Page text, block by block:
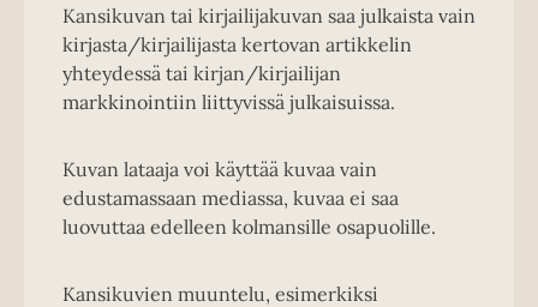
Kansikuvan tai kirjailijakuvan saa julkaista vain
kirjasta/kirjailijasta kertovan artikkelin
yhteydessä tai kirjan/kirjailijan
markkinointiin liittyvissä julkaisuissa.
Kuvan lataaja voi käyttää kuvaa vain
edustamassaan mediassa, kuvaa ei saa
luovuttaa edelleen kolmansille osapuolille.
Kansikuvien muuntelu, esimerkiksi